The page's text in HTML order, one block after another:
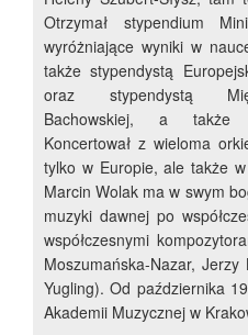
Otrzymał stypendium
wyróżniające wyniki w
także stypendystą
oraz stypendystą
Bachowskiej, a także
Koncertował z wieloma
tylko w Europie, ale także
Marcin Wolak ma w swym
muzyki dawnej po
współczesnymi
Moszumańska-Nazar,
Yugling). Od października
Akademii Muzycznej w